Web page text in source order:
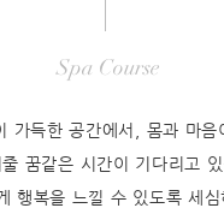
Spa Course
득한 공간에서, 몸과 마음
꿈같은 시간이 기다리고
행복을 느낄 수 있도록 세심